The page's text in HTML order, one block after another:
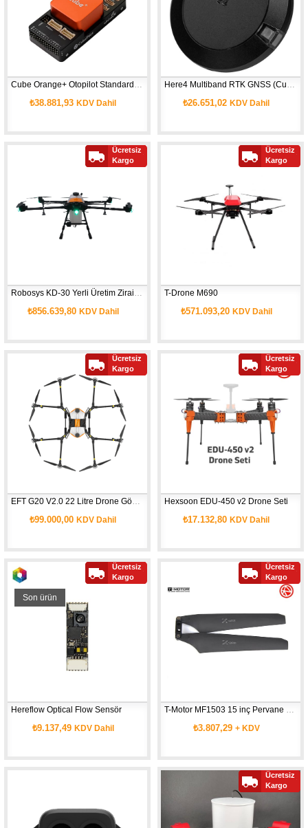
₺38.881,93KDV Dahil ₺26.651,02KDV Dahil
₺856.639,80 KDV Dahil
Ücretsiz
Kargo
T-Drone M690
₺571.093,20 KDV Dahil
Ücretsiz
Kargo
EFT G20 V2.0 22 Litre Drone Gövdesi
₺99.000,00KDV Dahil
Ücretsiz
Kargo
Hexsoon EDU-450 v2 Drone Seti
₺17.132,80KDV Dahil
Ücretsiz
Kargo
Hereflow Optical Flow Sensör
₺9.137,49 KDV Dahil
Ücretsiz
Kargo
Son ürün
₺3.807,29 + KDV
Ücretsiz
Kargo
Ücretsiz
Kargo